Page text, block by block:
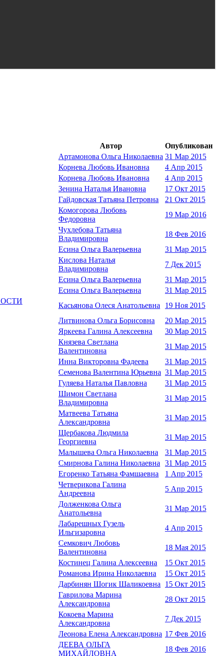
Автор
Опубликован
Артамонова Ольга Николаевна 31 Мар 2015
Корнева Любовь Ивановна
4 Апр 2015
Корнева Любовь Ивановна
4 Апр 2015
Зенина Наталья Ивановна
17 Окт 2015
Гайдовская Татьяна Петровна
21 Окт 2015
Комогорова Любовь
Федоровна
19 Мар 2016
Чухлебова Татьяна
Владимировна
18 Фев 2016
Есина Ольга Валерьевна
31 Мар 2015
Кислова Наталья
Владимировна
7 Дек 2015
Есина Ольга Валерьевна
31 Мар 2015
Есина Ольга Валерьевна
31 Мар 2015
Касьянова Олеся Анатольевна
19 Ноя 2015
Литвинова Ольга Борисовна
20 Мар 2015
Яркеева Галина Алексеевна
30 Мар 2015
Князева Светлана
Валентиновна
31 Мар 2015
Инна Викторовна Фадеева
31 Мар 2015
Семенова Валентина Юрьевна 31 Мар 2015
Гуляева Наталья Павловна
31 Мар 2015
Шимон Светлана
Владимировна
31 Мар 2015
Матвеева Татьяна
Александровна
31 Мар 2015
Щербакова Людмила
Георгиевна
31 Мар 2015
Малышева Ольга Николаевна
31 Мар 2015
Смирнова Галина Николаевна
31 Мар 2015
Егоренко Татьяна Фамшаевна
1 Апр 2015
Четверикова Галина
Андреевна
5 Апр 2015
Долженкова Ольга
Анатольевна
31 Мар 2015
Лабарешных Гузель
Ильгизаровна
4 Апр 2015
Семкович Любовь
Валентиновна
18 Мая 2015
Костинец Галина Алексеевна
15 Окт 2015
Романова Ирина Николаевна
15 Окт 2015
Дарбинян Шогик Шаликоевна
15 Окт 2015
Гаврилова Марина
Александровна
28 Окт 2015
Кокоева Марина
Александровна
7 Дек 2015
Леонова Елена Александровна 17 Фев 2016
ДЕЕВА ОЛЬГА
МИХАЙЛОВНА
18 Фев 2016